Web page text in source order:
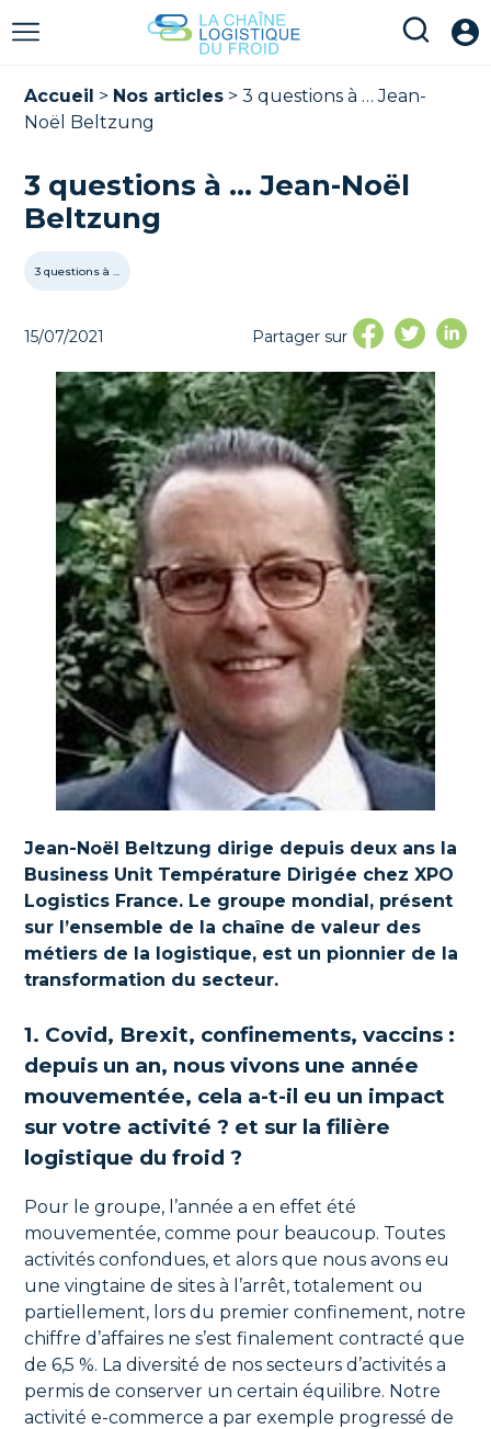
Accueil > Nos articles >3 questions à … Jean-
Noël Beltzung
3 questions à … Jean-Noël
Beltzung
3 questions à ...
15/07/2021 Partager sur
Jean-Noël Beltzung dirige depuis deux ans la
Business Unit Température Dirigée chez XPO
Logistics France. Le groupe mondial, présent
sur l’ensemble de la chaîne de valeur des
métiers de la logistique, est un pionnier de la
transformation du secteur.
1. Covid, Brexit, confinements, vaccins :
depuis un an, nous vivons une année
mouvementée, cela a-t-il eu un impact
sur votre activité ? et sur la filière
logistique du froid ?
Pour le groupe, l’année a en effet été
mouvementée, comme pour beaucoup. Toutes
activités confondues, et alors que nous avons eu
une vingtaine de sites à l’arrêt, totalement ou
partiellement, lors du premier confinement, notre
chiffre d’affaires ne s’est finalement contracté que
de 6,5 %. La diversité de nos secteurs d’activités a
permis de conserver un certain équilibre. Notre
activité e-commerce a par exemple progressé de